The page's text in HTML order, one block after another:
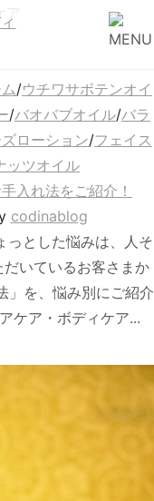
/ウチワサボテンオイ
/バオバブオイル/バラ
ローション/フェイス
ッツオイル
入れ法をご紹介！
codinablog
とした悩みは、人そ
いているお客さまか
」を、悩み別にご紹介
ケア・ボディケア...